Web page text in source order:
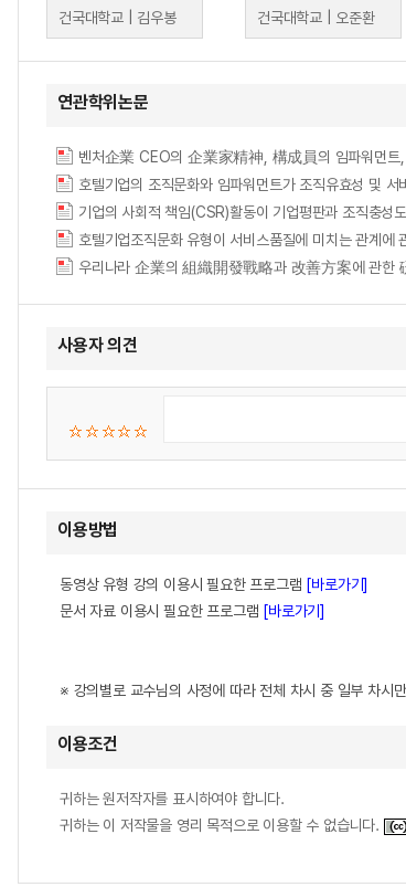
건국대학교 | 김우봉
건국대학교 | 오준환
연관학위논문
호텔기업의 조직문화와 임파워먼트가 조직유효
호텔기업조직문화 유형이 서비스품질에 미치는 관계에
우리나라 企業의 組織開發戰略과 改善方案에
사용자 의견
이용방법
동영상 유형 강의 이용시 필요한 프로그램 [바로가기]
문서 자료 이용시 필요한 프로그램 [바로가기]
※ 강의별로 교수님의 사정에 따라 전체 차시 중 일부 차시
이용조건
귀하는 원저작자를 표시하여야 합니다.
귀하는 이 저작물을 영리 목적으로 이용할 수 없습니다.